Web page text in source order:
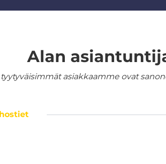
Alan
tyytyväisimmät asiakkaamme ovat